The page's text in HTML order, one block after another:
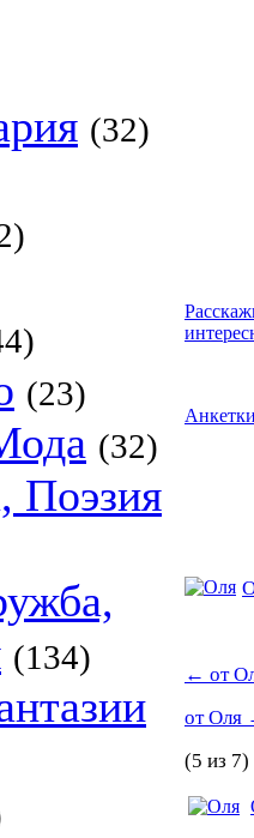
(32)
(23)
(32)
Поэзия
(134) ← от
от Оля
(5 из 7)